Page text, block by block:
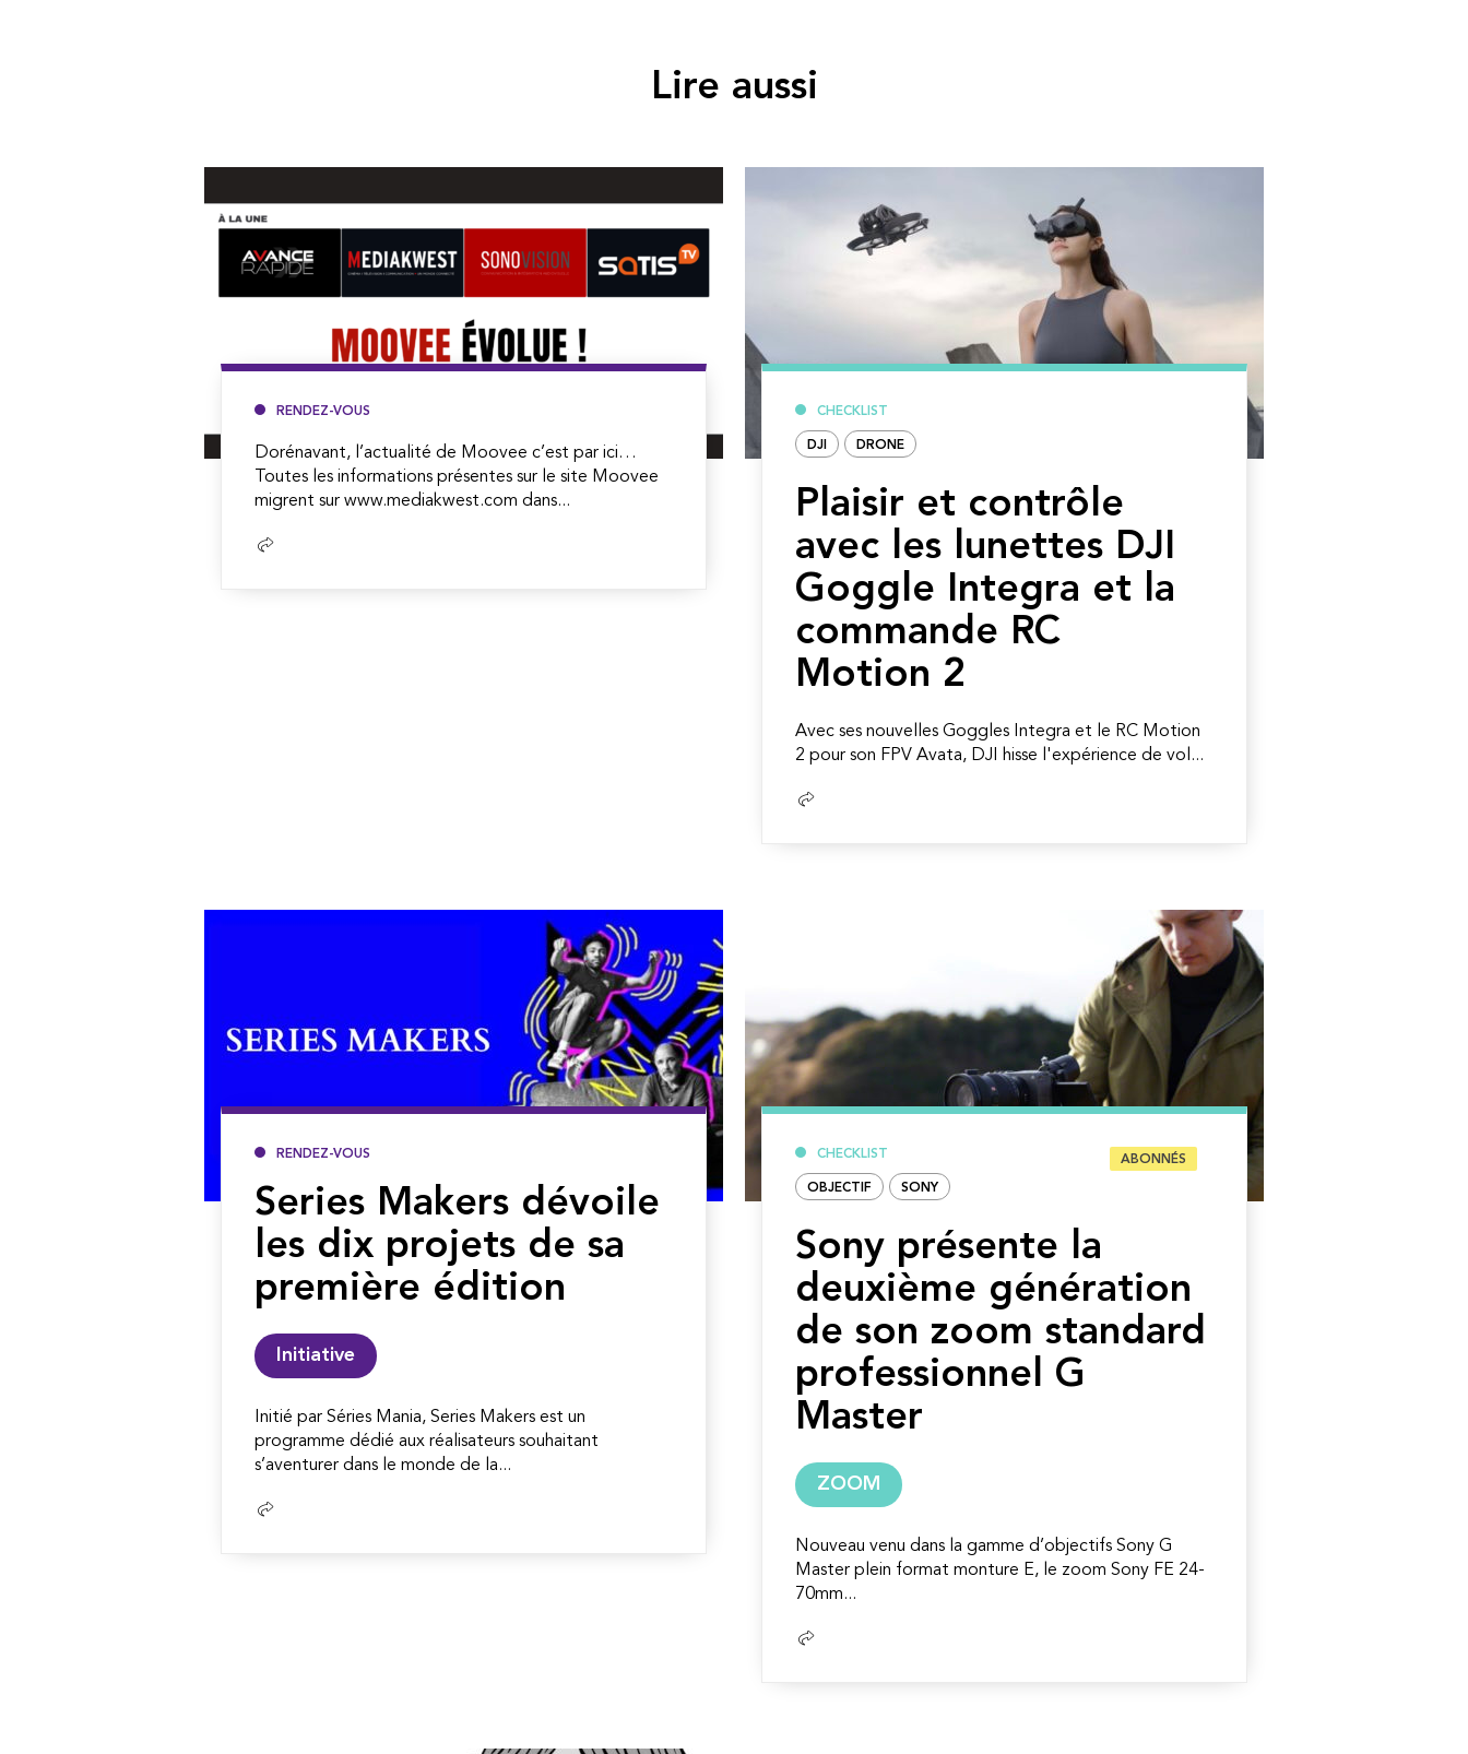
Lire aussi
RENDEZ-VOUS
Dorénavant, l’actualité de Moovee c’est par ici…
Toutes les informations présentes sur le site Moovee
migrent sur www.mediakwest.com dans...
Lire
CHECKLIST
DJI DRONE
Plaisir et contrôle
avec les lunettes DJI
Goggle Integra et la
commande RC
Motion 2
Avec ses nouvelles Goggles Integra et le RC Motion
2 pour son FPV Avata, DJI hisse l'expérience de vol...
Lire
RENDEZ-VOUS
Series Makers dévoile
les dix projets de sa
première édition
Initiative
Initié par Séries Mania, Series Makers est un
programme dédié aux réalisateurs souhaitant
s’aventurer dans le monde de la...
Lire
CHECKLIST ABONNÉS
OBJECTIF SONY
Sony présente la
deuxième génération
de son zoom standard
professionnel G
Master
ZOOM
Nouveau venu dans la gamme d’objectifs Sony G
Master plein format monture E, le zoom Sony FE 24-
70mm...
Lire